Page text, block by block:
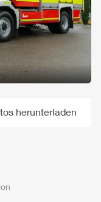
herunterladen